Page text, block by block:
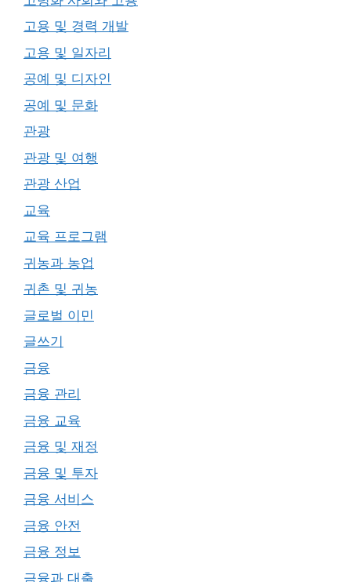
고용 및 경력 개발
고용 및 일자리
공예 및 디자인
공예 및 문화
관광
관광 및 여행
관광 산업
교육
교육 프로그램
귀농과 농업
귀촌 및 귀농
글로벌 이민
글쓰기
금융
금융 관리
금융 교육
금융 및 재정
금융 및 투자
금융 서비스
금융 안전
금융 정보
금융과 대출